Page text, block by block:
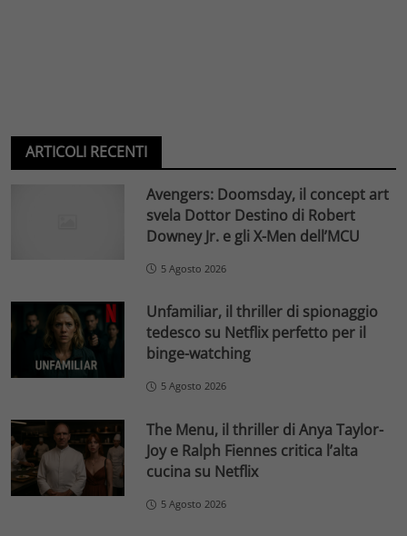
ARTICOLI RECENTI
Avengers: Doomsday, il concept art
svela Dottor Destino di Robert
Downey Jr. e gli X-Men dell’MCU
5 Agosto 2026
Unfamiliar, il thriller di spionaggio
tedesco su Netflix perfetto per il
binge-watching
5 Agosto 2026
The Menu, il thriller di Anya Taylor-
Joy e Ralph Fiennes critica l’alta
cucina su Netflix
5 Agosto 2026